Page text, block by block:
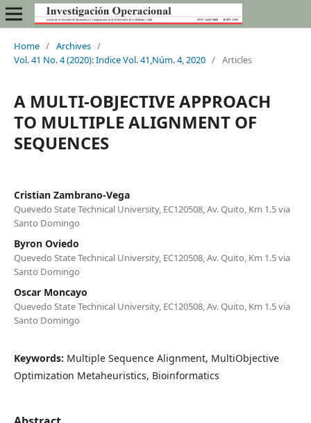
Home / Archives /
Vol. 41 No. 4 (2020): Indice Vol. 41,Núm. 4, 2020 / Articles
A MULTI-OBJECTIVE APPROACH
TO MULTIPLE ALIGNMENT OF
SEQUENCES
Cristian Zambrano-Vega
Quevedo State Technical University, EC120508, Av. Quito, Km 1.5 via
Santo Domingo
Byron Oviedo
Quevedo State Technical University, EC120508, Av. Quito, Km 1.5 via
Santo Domingo
Oscar Moncayo
Quevedo State Technical University, EC120508, Av. Quito, Km 1.5 via
Santo Domingo
Keywords: Multiple Sequence Alignment, MultiObjective
Optimization Metaheuristics, Bioinformatics